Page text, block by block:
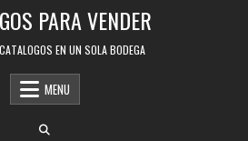
PARA VENDER
EN UN SOLA BODEGA
MENU